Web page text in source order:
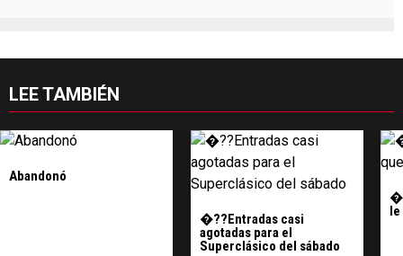
LEE TAMBIÉN
Abandonó
�??Entradas casi
agotadas para el
Superclásico del sábado